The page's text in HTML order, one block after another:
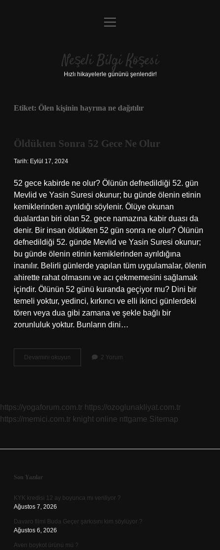
Anasayfa
Yasal Uyarı
menüyü
Neşeli Bilgi Köşesi
Hızlı hikayelerle gününü şenlendir!
Etiket: Ölen kişinin hayrına ne dağıtılır
Öldükten Sonra 52 Gece Ne Olur
Tarih: Eylül 17, 2024
52 gece kabirde ne olur? Ölünün defnedildiği 52. gün
Mevlid ve Yasin Suresi okunur; bu günde ölenin etinin
kemiklerinden ayrıldığı söylenir. Ölüye okunan
dualardan biri olan 52. gece namazına kabir duası da
denir. Bir insan öldükten 52 gün sonra ne olur? Ölünün
defnedildiği 52. günde Mevlid ve Yasin Suresi okunur;
bu günde ölenin etinin kemiklerinden ayrıldığına
inanılır. Belirli günlerde yapılan tüm uygulamalar, ölenin
ahirette rahat olmasını ve acı çekmemesini sağlamak
içindir. Ölünün 52 günü kuranda geçiyor mu? Dini bir
temeli yoktur, yedinci, kırkıncı ve elli ikinci günlerdeki
tören veya dua gibi zamana ve şekle bağlı bir
zorunluluk yoktur. Bunların dini…
Devamını okuyun Öldükten
Sonra
2 Yorum
https://yogaforum.com.tr https://ozoglunakliyat.com.tr
https://memici.com.tr knight online nttgame Sitemap
Sidebar
Son Yazılar
KYK kredisi 12 ay boyunca mı veriliyor ?
Ağustos 7, 2026
Davaro filmi Buda Geçer şarkısını kim söylüyor ?
Ağustos 6, 2026
Aven boykot ürünü mü ?